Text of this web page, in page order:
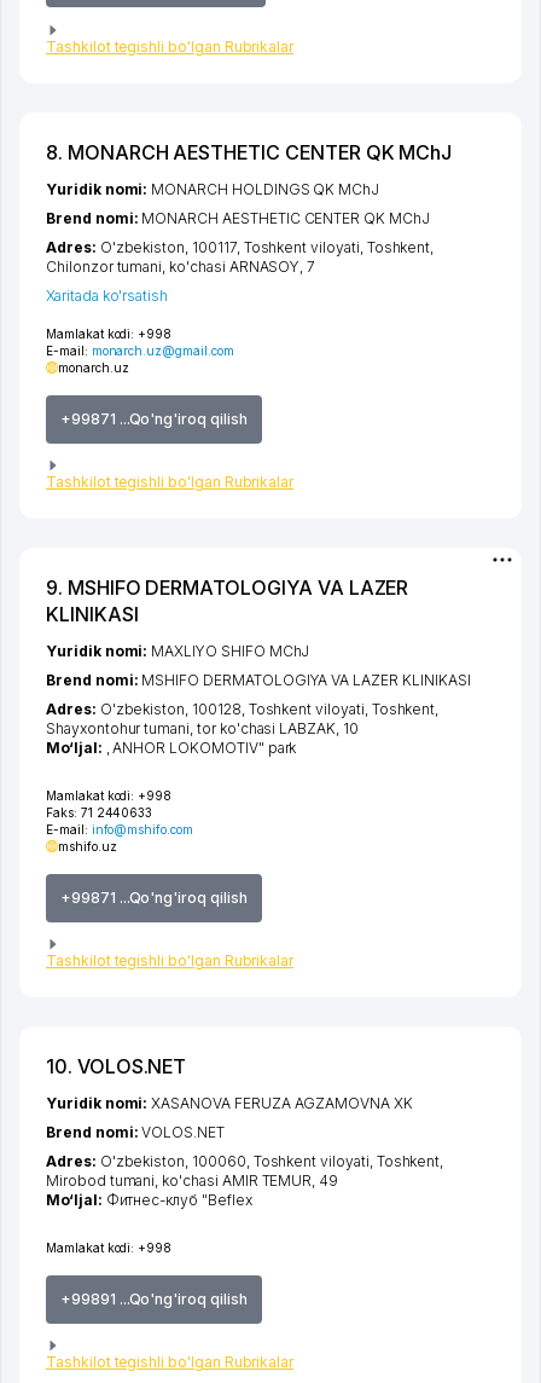
Tashkilot tegishli bo'lgan Rubrikalar
8. MONARCH AESTHETIC CENTER QK MChJ
Mamlakat kodi: +998
E-mail: monarch.uz@gmail.com
monarch.uz
+99871 ...Qo'ng'iroq qilish
Tashkilot tegishli bo'lgan Rubrikalar
Yuridik nomi: MONARCH HOLDINGS QK MChJ
Brend nomi: MONARCH AESTHETIC CENTER QK MChJ
Adres: O'zbekiston, 100117, Toshkent viloyati Toshkent
Chilonzor tumani ko'chasi ARNASOY , 7
Xaritada ko'rsatish
9. MSHIFO DERMATOLOGIYA VA LAZER
KLINIKASI
Mamlakat kodi: +998
Faks: 71 2440633
E-mail: info@mshifo.com
mshifo.uz
+99871 ...Qo'ng'iroq qilish
Tashkilot tegishli bo'lgan Rubrikalar
Yuridik nomi: MAXLIYO SHIFO MChJ
Brend nomi: MSHIFO DERMATOLOGIYA VA LAZER KLINIKASI
Adres: O'zbekiston, 100128, Toshkent viloyati Toshkent
Shayxontohur tumani tor ko'chasi LABZAK , 10
Mo‘ljal: , ANHOR LOKOMOTIV" park
10. VOLOS.NET
Mamlakat kodi: +998
+99891 ...Qo'ng'iroq qilish
Tashkilot tegishli bo'lgan Rubrikalar
Yuridik nomi:XASANOVA FERUZA AGZAMOVNA XK
Brend nomi:VOLOS.NET
Adres: O'zbekiston, 100060, Toshkent viloyati Toshkent
Mirobod tumani ko'chasi AMIR TEMUR , 49
Mo‘ljal: Фитнес-клуб "Beflex